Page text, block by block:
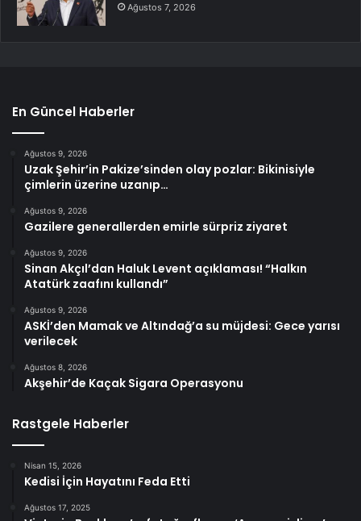
Ağustos 7, 2026
En Güncel Haberler
Ağustos 9, 2026
Uzak Şehir’in Pakize’sinden olay pozlar: Bikinisiyle
çimlerin üzerine uzanıp…
Ağustos 9, 2026
Gazilere generallerden emirle sürpriz ziyaret
Ağustos 9, 2026
Sinan Akçıl’dan Haluk Levent açıklaması! “Halkın
Atatürk zaafını kullandı”
Ağustos 9, 2026
ASKİ’den Mamak ve Altındağ’a su müjdesi: Gece yarısı
verilecek
Ağustos 8, 2026
Akşehir’de Kaçak Sigara Operasyonu
Rastgele Haberler
Nisan 15, 2026
Kedisi İçin Hayatını Feda Etti
Ağustos 17, 2025